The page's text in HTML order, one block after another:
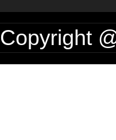
Copyright